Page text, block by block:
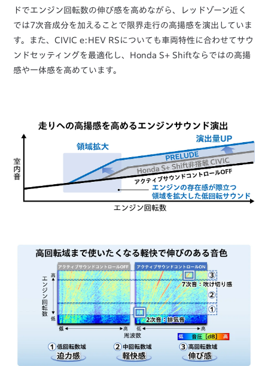
ドでエンジン回転数の伸び感を高めながら、レッドゾーン近く
では7次音成分を加えることで限界走行の高揚感を演出していま
す。また、CIVIC e:HEV RSについても車両特性に合わせてサウ
ンドセッティングを最適化し、Honda S+ Shiftならではの高揚
感や一体感を高めています。